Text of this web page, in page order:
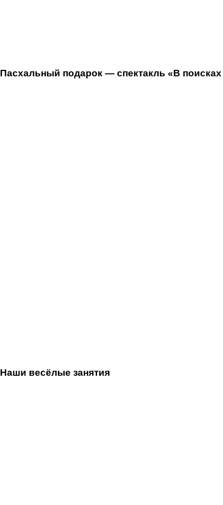
Пасхальный подарок — спектакль «В поисках
Наши весёлые занятия